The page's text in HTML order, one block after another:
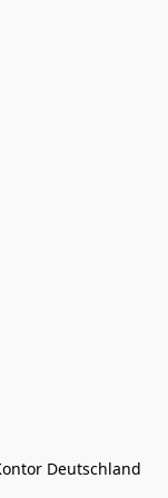
Deutschland